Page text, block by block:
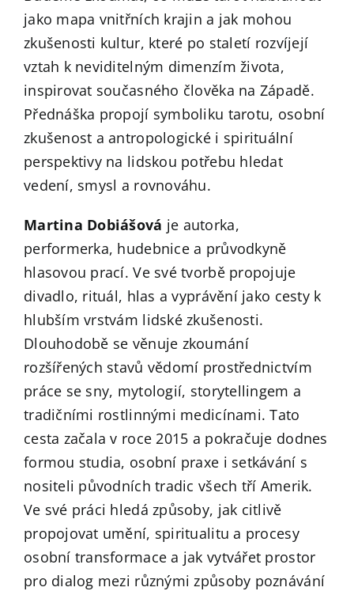
jako mapa vnitřních krajin a jak mohou
zkušenosti kultur, které po staletí rozvíjejí
vztah k neviditelným dimenzím života,
inspirovat současného člověka na Západě.
Přednáška propojí symboliku tarotu, osobní
zkušenost a antropologické i spirituální
perspektivy na lidskou potřebu hledat
vedení, smysl a rovnováhu.
Martina Dobiášová je autorka,
performerka, hudebnice a průvodkyně
hlasovou prací. Ve své tvorbě propojuje
divadlo, rituál, hlas a vyprávění jako cesty k
hlubším vrstvám lidské zkušenosti.
Dlouhodobě se věnuje zkoumání
rozšířených stavů vědomí prostřednictvím
práce se sny, mytologií, storytellingem a
tradičními rostlinnými medicínami. Tato
cesta začala v roce 2015 a pokračuje dodnes
formou studia, osobní praxe i setkávání s
nositeli původních tradic všech tří Amerik.
Ve své práci hledá způsoby, jak citlivě
propojovat umění, spiritualitu a procesy
osobní transformace a jak vytvářet prostor
pro dialog mezi různými způsoby poznávání